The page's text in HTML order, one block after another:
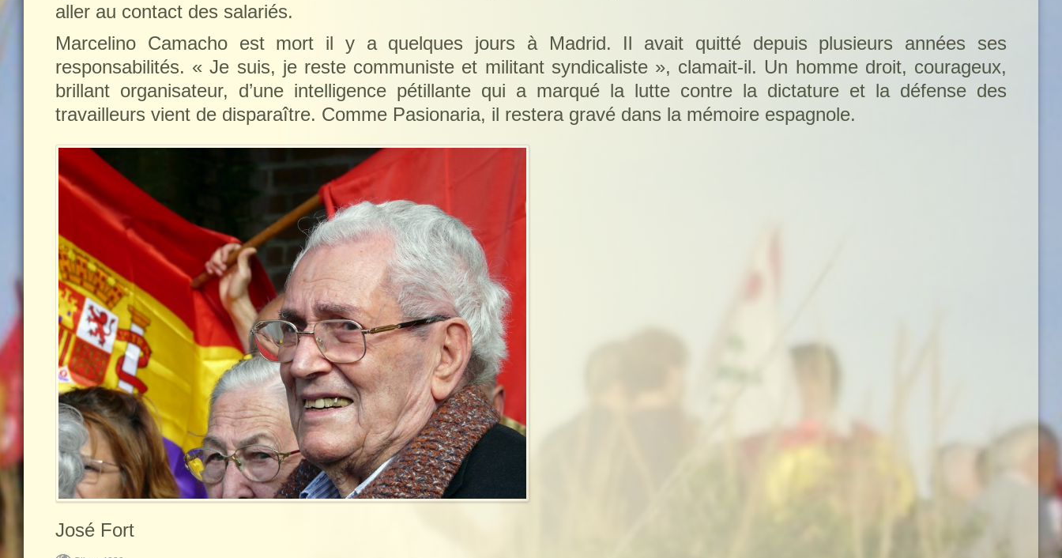
aller au contact des salariés.
Marcelino Camacho est mort il y a quelques jours à Madrid. Il avait quitté depuis plusieurs années ses
responsabilités. « Je suis, je reste communiste et militant syndicaliste », clamait-il. Un homme droit, courageux,
brillant organisateur, d’une intelligence pétillante qui a marqué la lutte contre la dictature et la défense des
travailleurs vient de disparaître. Comme Pasionaria, il restera gravé dans la mémoire espagnole.
José Fort